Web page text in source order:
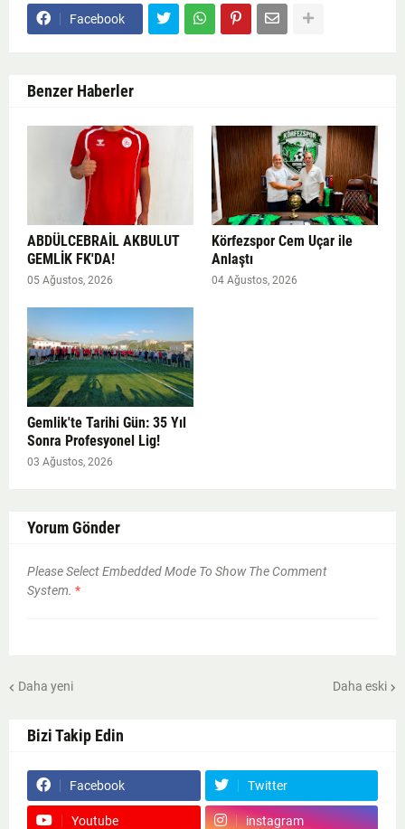
Facebook
Benzer Haberler
ABDÜLCEBRAİL AKBULUT
GEMLİK FK'DA!
05 Ağustos, 2026
Körfezspor Cem Uçar ile
Anlaştı
04 Ağustos, 2026
Gemlik'te Tarihi Gün: 35 Yıl
Sonra Profesyonel Lig!
03 Ağustos, 2026
Yorum Gönder
Please Select Embedded Mode To Show The Comment
System. *
Daha yeni Daha eski
Bizi Takip Edin
Facebook Twitter
Youtube instagram